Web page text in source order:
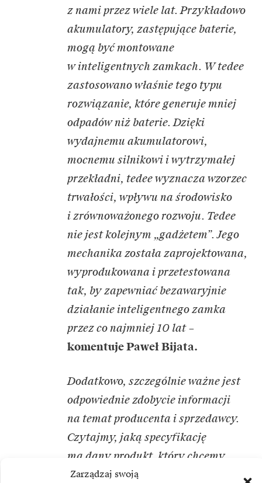
Zarządzaj swoją
z nami przez wiele lat. Przykładowo
akumulatory, zastępujące baterie,
mogą być montowane
w inteligentnych zamkach. W tedee
zastosowano właśnie tego typu
rozwiązanie, które generuje mniej
odpadów niż baterie. Dzięki
wydajnemu akumulatorowi,
mocnemu silnikowi i wytrzymałej
przekładni, tedee wyznacza wzorzec
trwałości, wpływu na środowisko
i zrównoważonego rozwoju. Tedee
nie jest kolejnym „gadżetem”. Jego
mechanika została zaprojektowana,
wyprodukowana i przetestowana
tak, by zapewniać bezawaryjnie
działanie inteligentnego zamka
przez co najmniej 10 lat–
komentuje Paweł Bijata.
Dodatkowo, szczególnie ważne jest
odpowiednie zdobycie informacji
na temat producenta i sprzedawcy.
Czytajmy, jaką specyfikację
ma dany produkt, który chcemy
kupić. Czytajmy opinie oraz pytajmy